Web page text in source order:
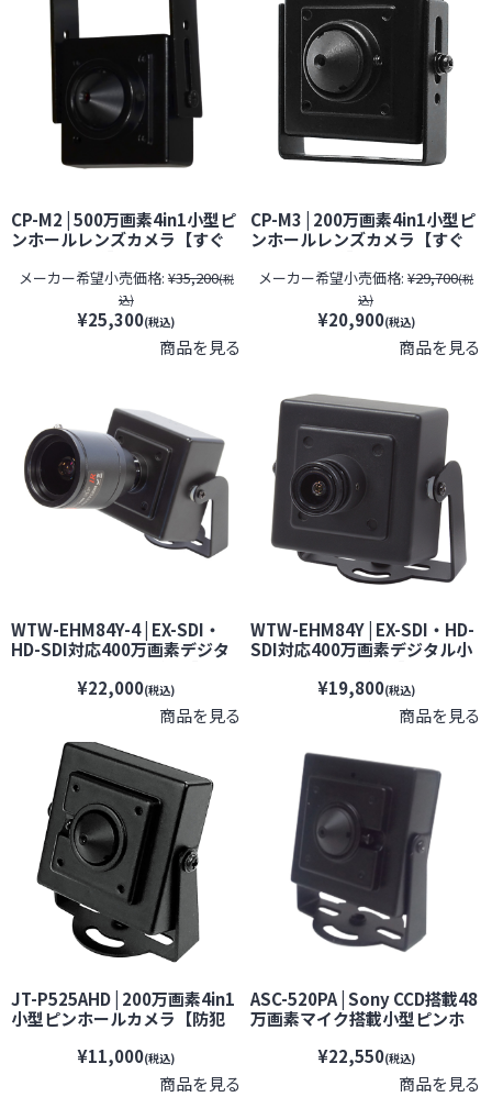
CP-M2 | 500万画素4in1小型ピ
ンホールレンズカメラ【すぐ
ニクス】【防犯カメラ】【監
視カメラ】【セキュリティーカ
メラ】【小型カメラ】
メーカー希望小売価格: ¥35,200(税
込)
¥25,300(税込)
商品を見る
CP-M3 | 200万画素4in1小型ピ
ンホールレンズカメラ【すぐ
クス 小型カメラ 防犯カメラ 監
メーカー希望小売価格: ¥29,700(税
込)
¥20,900(税込)
商品を見る
WTW-EHM84Y-4 | EX-SDI・
HD-SDI対応400万画素デジタ
【防犯カメラ】【監視カメ
ラ】【セキュリティーカメラ】
¥22,000(税込)
商品を見る
WTW-EHM84Y | EX-SDI・HD-
SDI対応400万画素デジタル小
カメラ】【監視カメラ】【セ
キュリティーカメラ】
¥19,800(税込)
商品を見る
JT-P525AHD | 200万画素4in1
小型ピンホールカメラ【防犯
キュリティーカメラ】【小型カ
¥11,000(税込)
商品を見る
ASC-520PA | Sony CCD搭載48
万画素マイク搭載小型ピンホ
ラ】【監視カメラ】【セキュ
リティーカメラ】【小型カメ
¥22,550(税込)
商品を見る